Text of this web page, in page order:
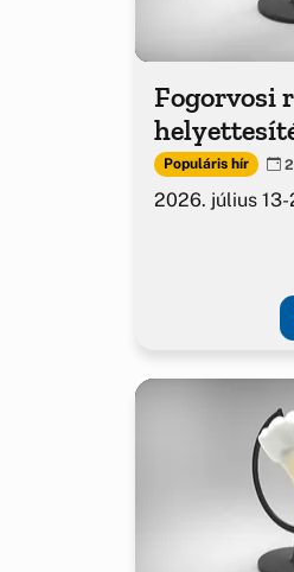
Fogorvosi
Populáris hír
2026. július